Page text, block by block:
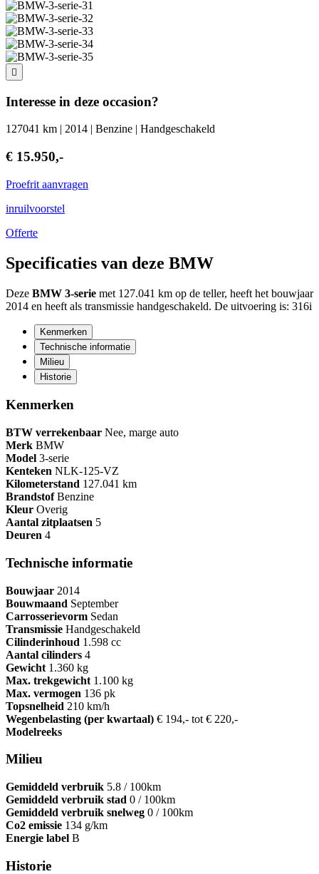
Interesse in deze occasion?
127041 km | 2014 | Benzine | Handgeschakeld
€ 15.950,-
Proefrit aanvragen
inruilvoorstel
Offerte
Specificaties van deze BMW
Deze BMW 3-serie met 127.041 km op de teller, heeft het bouwjaar
2014 en heeft als transmissie handgeschakeld. De uitvoering is: 316i
Kenmerken
Technische informatie
Milieu
Historie
Kenmerken
BTW verrekenbaar Nee, marge auto
Merk BMW
Model 3-serie
Kenteken NLK-125-VZ
Kilometerstand 127.041 km
Brandstof Benzine
Kleur Overig
Aantal zitplaatsen 5
Deuren 4
Technische informatie
Bouwjaar 2014
Bouwmaand September
Carrosserievorm Sedan
Transmissie Handgeschakeld
Cilinderinhoud 1.598 cc
Aantal cilinders 4
Gewicht 1.360 kg
Max. trekgewicht 1.100 kg
Max. vermogen 136 pk
Topsnelheid 210 km/h
Wegenbelasting (per kwartaal) € 194,- tot € 220,-
Modelreeks
Milieu
Gemiddeld verbruik 5.8 / 100km
Gemiddeld verbruik stad 0 / 100km
Gemiddeld verbruik snelweg 0 / 100km
Co2 emissie 134 g/km
Energie label B
Historie